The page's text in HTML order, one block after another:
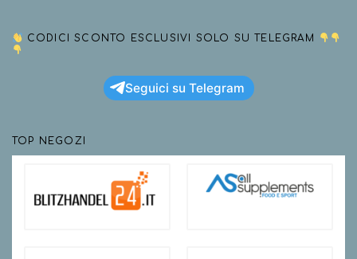
CODICI SCONTO ESCLUSIVI SOLO SU TELEGRAM
Seguici su Telegram
TOP NEGOZI